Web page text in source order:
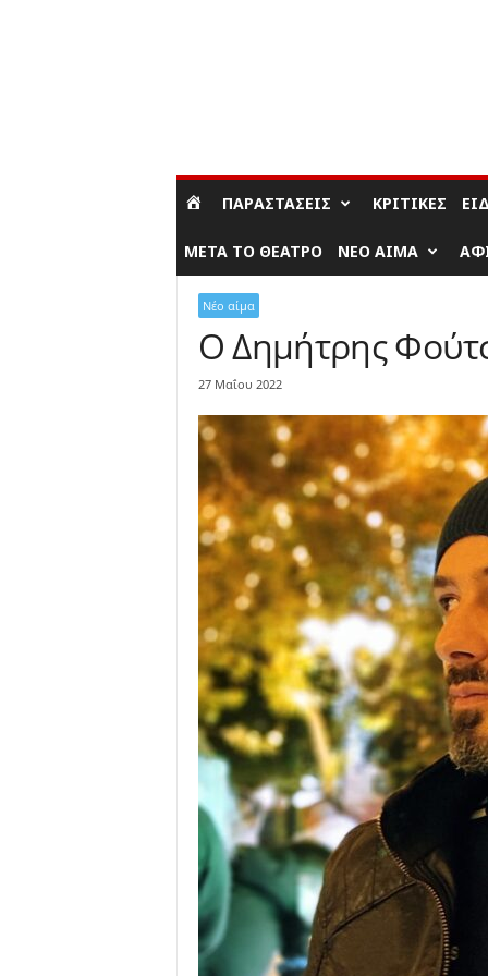
ΠΑΡΑΣΤΆΣΕΙΣ ΚΡΙΤΙΚΈΣ
ΜΕΤΆ ΤΟ ΘΈΑΤΡΟ ΝΈΟ ΑΊΜΑ
Νέο αίμα
Ο Δημήτρης
27 Μαΐου 2022